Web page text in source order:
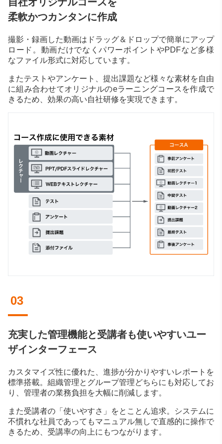
柔軟かつカンタンに作成
撮影・録画した動画はドラッグ＆ドロップで簡単にアップ
ロード。動画だけでなくパワーポイントやPDFなど多様
なファイル形式に対応しています。
またテストやアンケート、提出課題など様々な素材を自由
に組み合わせてオリジナルのeラーニングコースを作成で
きるため、効果の高い自社研修を実現できます。
03
充実した管理機能と受講者も使いやすいユー
ザインターフェース
カスタマイズ性に優れた、進捗が分かりやすいレポートを
標準搭載。組織管理とグループ管理どちらにも対応してお
り、管理者の業務負担を大幅に削減します。
また受講者の「使いやすさ」をとことん追求。システムに
不慣れな社員であってもマニュアル無しで直感的に操作で
きるため、受講率の向上にもつながります。